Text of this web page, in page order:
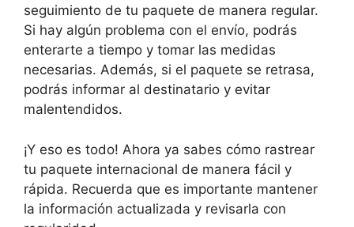
seguimiento de tu paquete de manera regular.
Si hay algún problema con el envío, podrás
enterarte a tiempo y tomar las medidas
necesarias. Además, si el paquete se retrasa,
podrás informar al destinatario y evitar
malentendidos.
¡Y eso es todo! Ahora ya sabes cómo rastrear
tu paquete internacional de manera fácil y
rápida. Recuerda que es importante mantener
la información actualizada y revisarla con